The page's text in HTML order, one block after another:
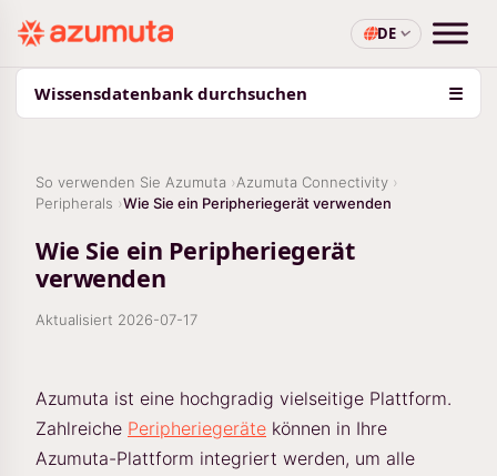
DE
Wissensdatenbank durchsuchen ☰
So verwenden Sie Azumuta
Azumuta Connectivity
Peripherals
Wie Sie ein Peripheriegerät verwenden
Wie Sie ein Peripheriegerät
verwenden
Aktualisiert 2026-07-17
Azumuta ist eine hochgradig vielseitige Plattform.
Zahlreiche Peripheriegeräte können in Ihre
Azumuta-Plattform integriert werden, um alle